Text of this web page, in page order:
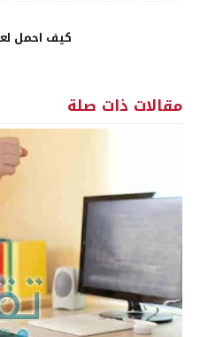
كيف احمل
مقالات ذات صلة